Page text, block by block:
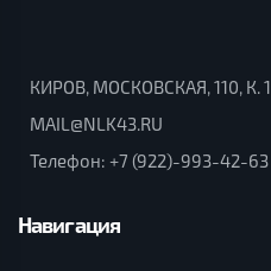
КИРОВ, МОСКОВСКАЯ, 110, К. 1
MAIL@NLK43.RU
Телефон: +7 (922)-993-42-63
Навигация